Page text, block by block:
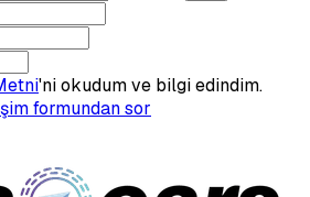
'ni okudum ve bilgi edindim.
formundan sor